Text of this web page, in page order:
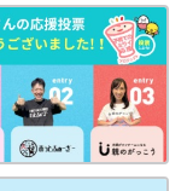
5選
なアイテムがたく
れからの時期にも使
本あっても助かるパ
など、どれも使える
正解！と思えるよう
紹介します。
「新作商品は着
げ商品も！」春
イテム5選